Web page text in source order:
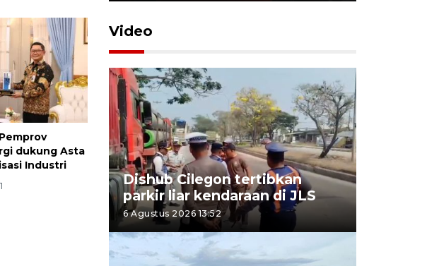
dukung Asta
Industri
Video
Dishub Cilegon tertibkan
parkir liar kendaraan di JLS
6 Agustus 2026 13:52